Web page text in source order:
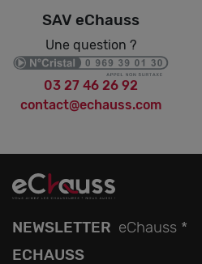
SAV eChauss
Une question ?
03 27 46 26 92
contact@echauss.com
NEWSLETTER eChauss *
ECHAUSS